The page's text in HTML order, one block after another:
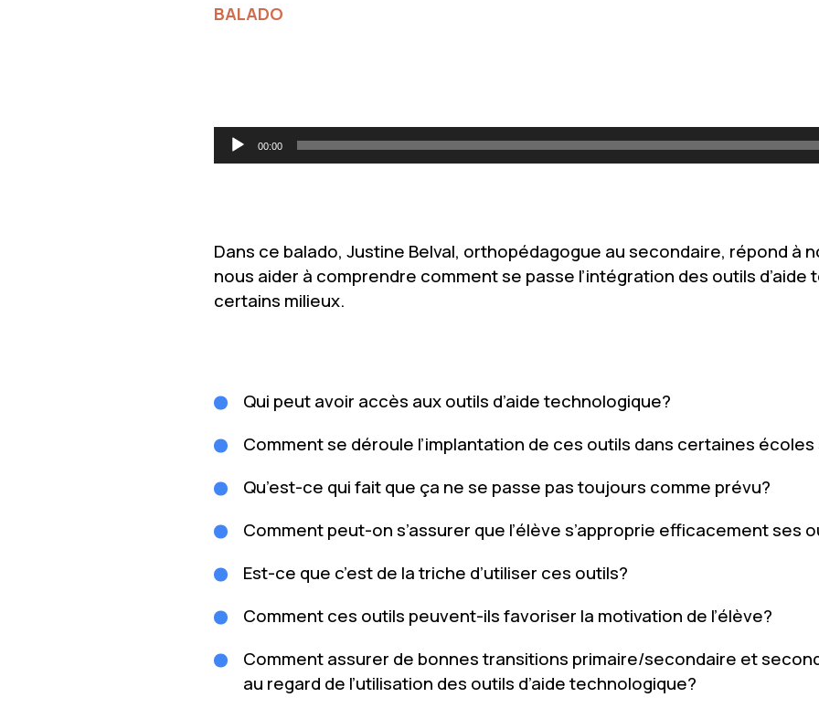
BALADO
Lecteur
audio
00:00
Dans ce balado, Justine Belval, orthopédagogue au secondaire, répond à
nous aider à comprendre comment se passe l’intégration des outils d’aide
certains milieux.
Qui peut avoir accès aux outils d’aide technologique?
Comment se déroule l’implantation de ces outils dans certaines
Qu’est-ce qui fait que ça ne se passe pas toujours comme prévu?
Comment peut-on s’assurer que l’élève s’approprie efficacement ses
Est-ce que c’est de la triche d’utiliser ces outils?
Comment ces outils peuvent-ils favoriser la motivation de l’élève?
Comment assurer de bonnes transitions primaire/secondaire et
au regard de l’utilisation des outils d’aide technologique?